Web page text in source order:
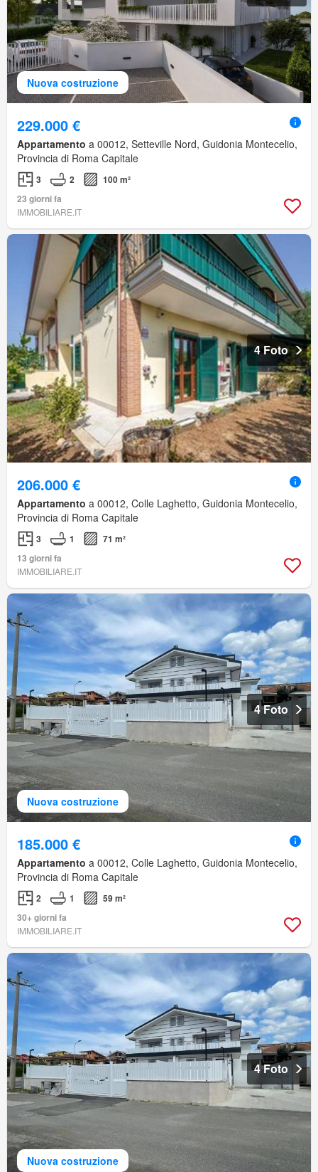
Nuova costruzione
229.000 €
Appartamento a 00012, Setteville Nord, Guidonia Montecelio,
Provincia di Roma Capitale
3 2
100 m²
23 giorni fa
IMMOBILIARE.IT
4 Foto
206.000 €
Appartamento a 00012, Colle Laghetto, Guidonia Montecelio,
Provincia di Roma Capitale
3 1
71 m²
13 giorni fa
IMMOBILIARE.IT
Nuova costruzione
4 Foto
185.000 €
Appartamento a 00012, Colle Laghetto, Guidonia Montecelio,
Provincia di Roma Capitale
2 1
59 m²
30+ giorni fa
IMMOBILIARE.IT
Nuova costruzione
4 Foto